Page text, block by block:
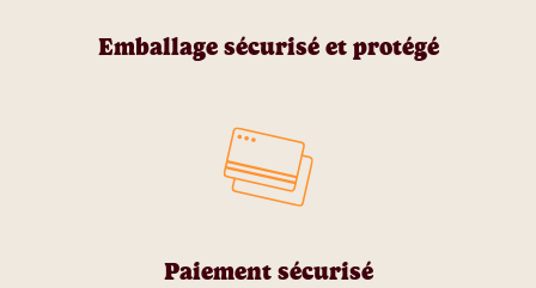
Emballage sécurisé et protégé
Paiement sécurisé